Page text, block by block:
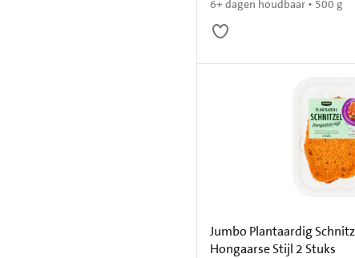
6+ dagen houdbaar • 500 g
Jumbo Plantaardig
Hongaarse Stijl 2 Stuks